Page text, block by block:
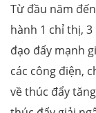
Từ đầu năm
hành 1 chỉ thị,
đạo đẩy mạnh
các công điện,
về thúc đẩy